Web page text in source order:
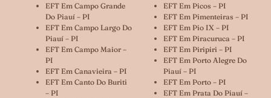
EFT Em Campo Grande
Do Piauí – PI
EFT Em Campo Largo Do
Piauí – PI
EFT Em Campo Maior –
PI
EFT Em Canavieira – PI
EFT Em Canto Do Buriti
– PI
EFT Em Picos – PI
EFT Em Pimenteiras – PI
EFT Em Pio IX – PI
EFT Em Piracuruca – PI
EFT Em Piripiri – PI
EFT Em Porto Alegre Do
Piauí – PI
EFT Em Porto – PI
EFT Em Prata Do Piauí –